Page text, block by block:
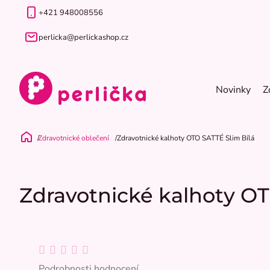
+421 948008556
perlicka@perlickashop.cz
Novinky
Domů
Zdravotnické oblečení Zdravotnické kalhoty OTO SATTÉ Slim Bílá
Zdravotnické kalhoty
Průměrné
hodnocení